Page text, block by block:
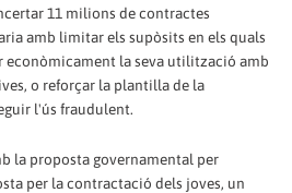
11 milions de contractes
amb limitar els supòsits en els quals
econòmicament la seva utilització amb
o reforçar la plantilla de la
l'ús fraudulent.
la proposta governamental per
per la contractació dels joves, un